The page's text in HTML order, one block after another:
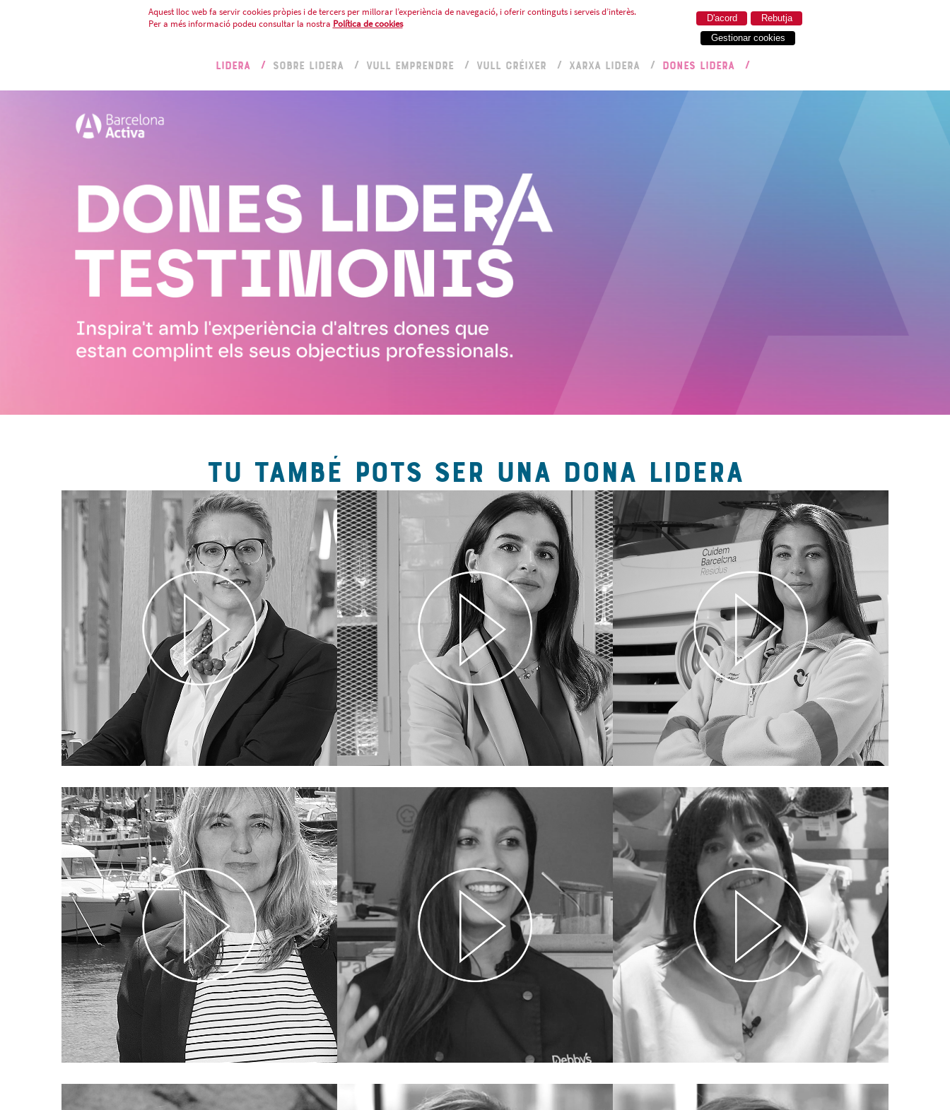
Aquest lloc web fa servir cookies pròpies i de tercers per millorar l’experiència de navegació, i oferir continguts i serveis d’interès.
Per a més informació podeu consultar la nostra Política de cookies Rebutja
D'acord
Gestionar cookies
LIDERA SOBRE LIDERA VULL EMPRENDRE VULL CRÉIXER XARXA LIDERA DONES LIDERA
TU TAMBÉ POTS SER UNA DONA LIDERA